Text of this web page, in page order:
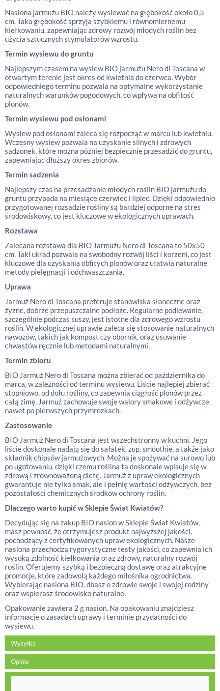
Nasiona jarmużu BIO należy wysiewać na głębokość około 0,5
cm. Taka głębokość sprzyja szybkiemu i równomiernemu
kiełkowaniu, zapewniając zdrowy rozwój młodych roślin bez
użycia sztucznych stymulatorów wzrostu.
Termin wysiewu do gruntu
Najlepszym czasem na wysiew BIO jarmużu Nero di Toscana w
otwartym terenie jest okres od kwietnia do czerwca. Wybór
odpowiedniego terminu pozwala na optymalne wykorzystanie
naturalnych warunków pogodowych, co wpływa na obfitość
plonów.
Termin wysiewu pod osłonami
Wysiew pod osłonami zaleca się rozpocząć w marcu lub kwietniu.
Wczesny wysiew pozwala na uzyskanie silnych i zdrowych
sadzonek, które można później bezpiecznie przesadzić do gruntu,
zapewniając dłuższy okres zbiorów.
Termin sadzenia
Najlepszy czas na przesadzanie młodych roślin BIO jarmużu do
gruntu przypada na miesiące czerwiec i lipiec. Dzięki odpowiednio
przygotowanej rozsadzie rośliny są bardziej odporne na stres
środowiskowy, co jest kluczowe w ekologicznych uprawach.
Rozstawa
Zalecana rozstawa dla BIO Jarmużu Nero di Toscana to 50x50
cm. Taki układ pozwala na swobodny rozwój liści i korzeni, co jest
kluczowe dla uzyskania obfitych plonów oraz ułatwia naturalne
metody pielęgnacji i odchwaszczania.
Uprawa
Jarmuż Nero di Toscana preferuje stanowiska słoneczne oraz
żyzne, dobrze przepuszczalne podłoże. Regularne podlewanie,
szczególnie podczas suszy, jest istotne dla zdrowego wzrostu
roślin. W ekologicznej uprawie zaleca się stosowanie naturalnych
nawozów, takich jak kompost czy obornik, oraz usuwanie
chwastów ręcznie lub metodami naturalnymi.
Termin zbioru
BIO Jarmuż Nero di Toscana można zbierać od października do
marca, w zależności od terminu wysiewu. Liście najlepiej zbierać
stopniowo, od dołu rośliny, co zapewnia ciągłość plonów przez
całą zimę. Jarmuż zachowuje swoje walory smakowe i odżywcze
nawet po pierwszych przymrozkach.
Zastosowanie
BIO Jarmuż Nero di Toscana jest wszechstronny w kuchni. Jego
liście doskonale nadają się do sałatek, zup, smoothie, a także jako
składnik chipsów jarmużowych. Można je spożywać na surowo lub
po ugotowaniu, dzięki czemu roślina ta doskonale wpisuje się w
zdrową i zrównoważoną dietę. Jarmuż z upraw ekologicznych
gwarantuje nie tylko smak, ale i pełnię wartości odżywczych, bez
pozostałości chemicznych środków ochrony roślin.
Dlaczego warto kupić w Sklepie Świat Kwiatów?
Decydując się na zakup BIO nasion w Sklepie Świat Kwiatów,
masz pewność, że otrzymujesz produkt najwyższej jakości,
pochodzący z certyfikowanych upraw ekologicznych. Nasze
nasiona przechodzą rygorystyczne testy jakości, co zapewnia ich
wysoką zdolność kiełkowania oraz zdrowy, naturalny rozwój
roślin. Oferujemy szybką i bezpieczną dostawę oraz atrakcyjne
promocje, które zadowolą każdego miłośnika ogrodnictwa.
Wybierając nasiona BIO, dbasz o zdrowie swoje i swojej rodziny
oraz wspierasz środowisko naturalne.
Opakowanie zawiera 2 g nasion. Na opakowaniu znajdziesz
informacje o zasadach uprawy i terminie przydatności do
wysiewu.
Wysyłka
Opinie